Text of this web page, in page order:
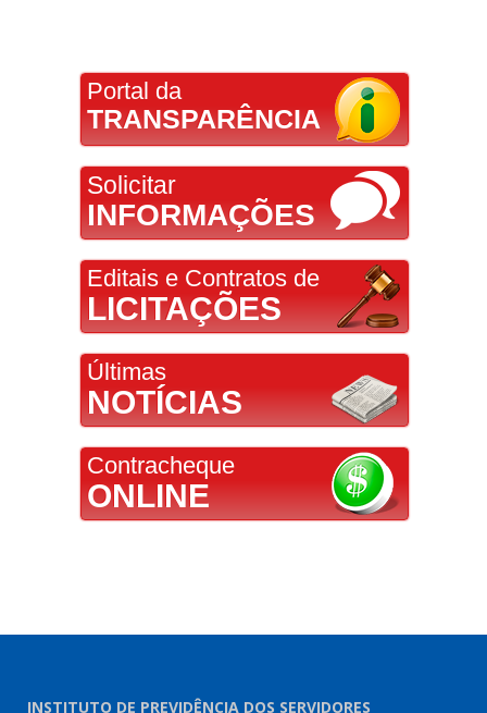
Portal da
TRANSPARÊNCIA
Solicitar
INFORMAÇÕES
Editais e Contratos de
LICITAÇÕES
Últimas
NOTÍCIAS
Contracheque
ONLINE
INSTITUTO DE PREVIDÊNCIA DOS SERVIDORES